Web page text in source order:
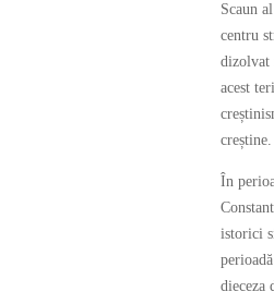
Scaun
centru
dizolvat
acest
creștine.
În
istorici
dieceza